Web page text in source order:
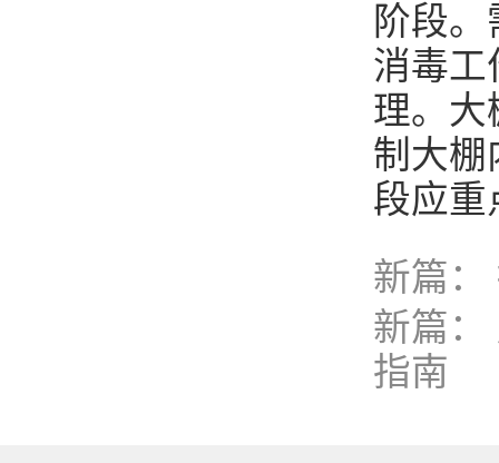
阶段
消毒工
理。
制大
段应重
新篇：
新篇：
指南